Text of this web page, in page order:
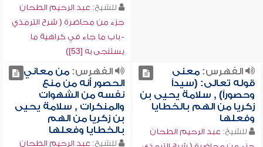
للشيخ: عبد الرحيم الطحان
جزء من محاضرة ( شرح الترمذي
- باب ما جاء في كراهية ما
يستنجى به [53])
الفهرس:معنى
قوله تعالى: (سيداً
وحصوراً) , سلامة يحيى بن
زكريا من الهم بالخطايا
وفعلها
للشيخ: عبد الرحيم الطحان
الفهرس:من معاني
الحصور أنه من منع
نفسه من الشهوات
والمنكرات , سلامة يحيى
بن زكريا من الهم
بالخطايا وفعلها
للشيخ: عبد الرحيم الطحان